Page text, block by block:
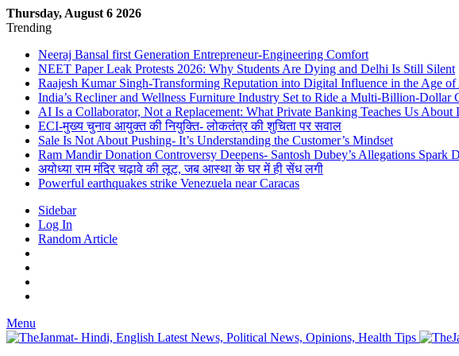
Thursday, August 6 2026
Trending
Neeraj Bansal first Generation Entrepreneur-Engineering Comfort
NEET Paper Leak Protests 2026: Why Students Are Dying and Delhi Is Still Silent
Raajesh Kumar Singh-Transforming Reputation into Digital Influence in the Age
India’s Recliner and Wellness Furniture Industry Set to Ride a Multi-Billion-Dollar
AI Is a Collaborator, Not a Replacement: What Private Banking Teaches Us
ECI-मुख्य चुनाव आयुक्त की नियुक्ति- लोकतंत्र की शुचिता पर सवाल
Sale Is Not About Pushing- It’s Understanding the Customer’s Mindset
Ram Mandir Donation Controversy Deepens- Santosh Dubey’s Allegations Spark
अयोध्या राम मंदिर चढ़ावे की लूट, जब आस्था के घर में ही सेंध लगी
Powerful earthquakes strike Venezuela near Caracas
Sidebar
Log In
Random Article
Menu